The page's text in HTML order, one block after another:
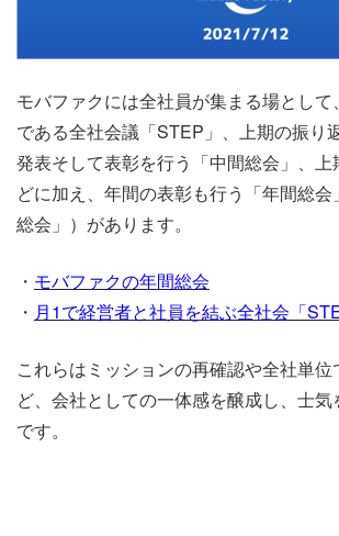
モバファクには全社員が集まる場として
である全社会議「STEP」、 上期の振り
発表そして表彰を行う「中間総会」、
どに加え、年間の表彰も行う「年間総
総会」）があります。
・ モバファクの年間総会
・ 月1で経営者と社員を結ぶ全社会「
これらはミッションの再確認や全社単
ど、会社としての一体感を醸成し、士
です。